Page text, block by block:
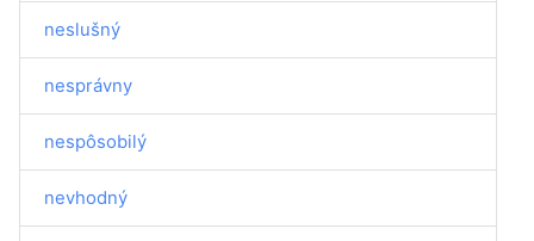
neslušný
nesprávny
nespôsobilý
nevhodný